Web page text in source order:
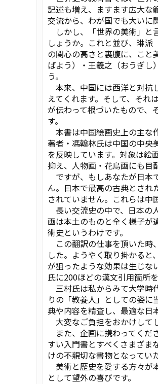
記述も増え、ますます広大な
交流から、わが国でも大いに
しかし、「世界の美術」と
しょうか。これと並び、琳
の関心の高さと裏腹に、こと
ばよう）・王羲之（おうぎし
う。
本来、中国には西洋と対抗
えてくれます。そして、それ
が伝わって根づいたもので、
す。
本書は中国絵画史上の主な
著者・馮翰林氏は中国の中央
を反映しています。対象は絵
抑え、人物画・花鳥画にも目
ですが、もしあなたが日本
ん。日本で最高の古典とされ
されていません。これらは中
長い交流史の中で、日本の
画は本土のものと全く様子が
術史というわけです。
この翻訳の仕事を頂いた時
した。ようやく取り掛かる
が狙ったような効果は生じな
氏に200ほどの漢文引用箇所
三村氏は私からみて大学時
りの「教養人」としての姿
典や内容を精査し、最適な日
大変なご負担をおかけして
また、企画に携わってくだ
すい入門書とすべくさまざま
けの不親切な書物となってい
美術と歴史を愛する方々が
として望外の喜びです。